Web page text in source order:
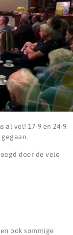
al vol! 17-9 en 24-9.
door de vele
ook sommige